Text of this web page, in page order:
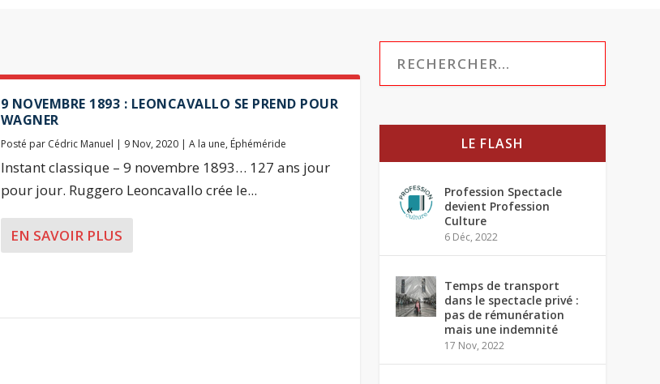
9 NOVEMBRE 1893 : LEONCAVALLO SE PREND POUR
WAGNER
Posté par Cédric Manuel | 9 Nov, 2020| A la une, Éphéméride
Instant classique – 9 novembre 1893… 127 ans jour
pour jour. Ruggero Leoncavallo crée le...
EN SAVOIR PLUS
LE FLASH
Profession Spectacle
devient Profession
Culture
6 Déc, 2022
Temps de transport
dans le spectacle privé :
pas de rémunération
mais une indemnité
17 Nov, 2022